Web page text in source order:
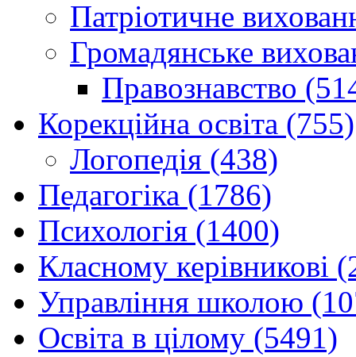
Патріотичне
Громадянське
Правознавство
Корекційна освіта (755)
Логопедія (438)
Педагогіка (1786)
Психологія (1400)
Класному керівникові
Управління школою
Освіта в цілому (5491)